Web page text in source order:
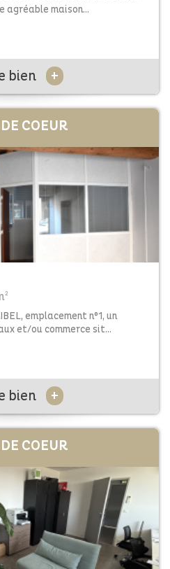
agréable maison...
bien +
COEUR
emplacement n°1, un
et/ou commerce sit...
bien +
COEUR